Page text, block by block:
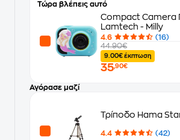
Τώρα βλέπεις αυτό
Compact Camera
Lamtech - Milly
4.6
(16)
44.90€
9.00€ έκπτωση
35,90€
Αγόρασε μαζί
Τρίποδο Hama
4.4 (42)